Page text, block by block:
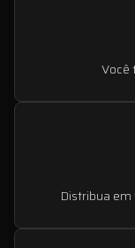
Você
Distribua